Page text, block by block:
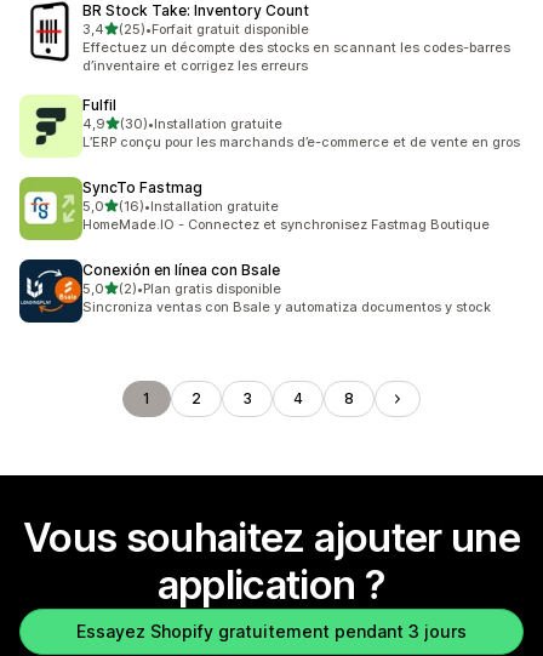
BR Stock Take: Inventory Count
3,4étoile(s) sur 5
(25)
25 avis au total
•Forfait gratuit disponible
Effectuez un décompte des stocks en scannant les codes-barres
d’inventaire et corrigez les erreurs
Fulfil
4,9étoile(s) sur 5
(30)
30 avis au total
•Installation gratuite
L’ERP conçu pour les marchands d’e-commerce et de vente en gros
SyncTo Fastmag
5,0étoile(s) sur 5
(16)
16 avis au total
•Installation gratuite
HomeMade.IO - Connectez et synchronisez Fastmag Boutique
Conexión en línea con Bsale
5,0étoile(s) sur 5
(2)
2 avis au total
•Plan gratis disponible
Sincroniza ventas con Bsale y automatiza documentos y stock
1 2 3 4 8
Vous souhaitez ajouter une
application ?
Essayez Shopify gratuitement pendant 3 jours